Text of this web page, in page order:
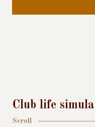
Club life
Scroll